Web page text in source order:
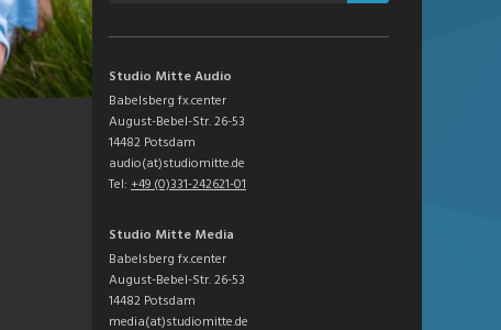
Studio Mitte Audio
Babelsberg fx.center
August-Bebel-Str. 26-53
14482 Potsdam
audio(at)studiomitte.de
Tel: +49 (0)331-242621-01
Studio Mitte Media
Babelsberg fx.center
August-Bebel-Str. 26-53
14482 Potsdam
media(at)studiomitte.de